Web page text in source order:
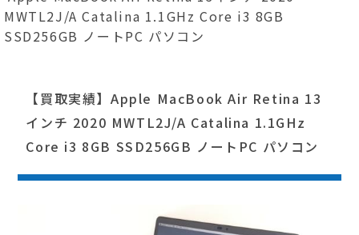
MWTL2J/A Catalina 1.1GHz Core i3 8GB
SSD256GB ノートPC パソコン
【買取実績】Apple MacBook Air Retina 13
インチ 2020 MWTL2J/A Catalina 1.1GHz
Core i3 8GB SSD256GB ノートPC パソコン